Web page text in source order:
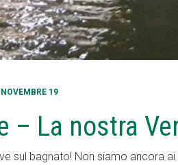
19
– La nostra
sul bagnato! Non siamo ancora